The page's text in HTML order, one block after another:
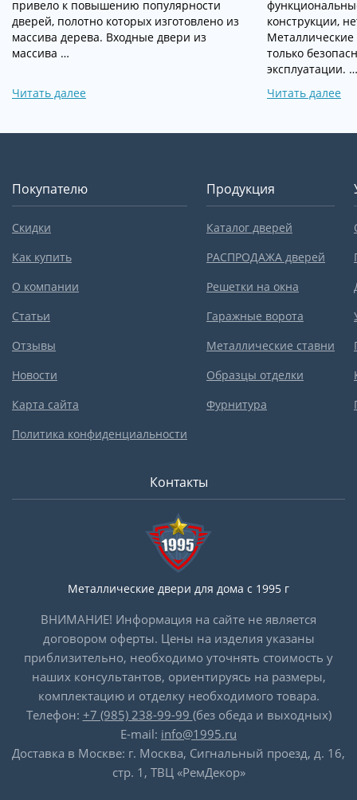
привело к повышению популярности
дверей, полотно которых изготовлено из
массива дерева. Входные двери из
массива …
Читать далее
конструкции,
только
эксплуатации. …
Читать далее
Покупателю
Скидки
Как купить
О компании
Статьи
Отзывы
Новости
Карта сайта
Политика конфиденциальности
Продукция
Каталог дверей
РАСПРОДАЖА дверей
Решетки на окна
Гаражные ворота
Металлические ставни
Образцы отделки
Фурнитура
Контакты
Металлические двери для дома с 1995 г
ВНИМАНИЕ! Информация на сайте не является
договором оферты. Цены на изделия указаны
приблизительно, необходимо уточнять стоимость у
наших консультантов, ориентируясь на размеры,
комплектацию и отделку необходимого товара.
Телефон: +7 (985) 238-99-99 (без обеда и выходных)
E-mail: info@1995.ru
Доставка в Москве: г. Москва, Сигнальный проезд, д. 16,
стр. 1, ТВЦ «РемДекор»